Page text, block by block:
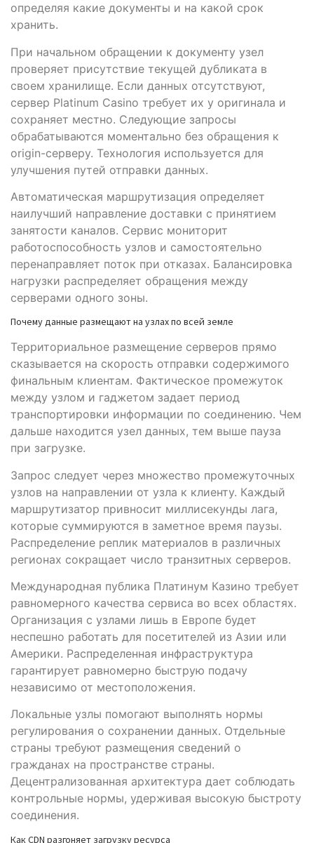
определяя какие документы и на какой срок
хранить.
При начальном обращении к документу узел
проверяет присутствие текущей дубликата в
своем хранилище. Если данных отсутствуют,
сервер Platinum Casino требует их у оригинала и
сохраняет местно. Следующие запросы
обрабатываются моментально без обращения к
origin-серверу. Технология используется для
улучшения путей отправки данных.
Автоматическая маршрутизация определяет
наилучший направление доставки с принятием
занятости каналов. Сервис мониторит
работоспособность узлов и самостоятельно
перенаправляет поток при отказах. Балансировка
нагрузки распределяет обращения между
серверами одного зоны.
Почему данные размещают на узлах по всей земле
Территориальное размещение серверов прямо
сказывается на скорость отправки содержимого
финальным клиентам. Фактическое промежуток
между узлом и гаджетом задает период
транспортировки информации по соединению. Чем
дальше находится узел данных, тем выше пауза
при загрузке.
Запрос следует через множество промежуточных
узлов на направлении от узла к клиенту. Каждый
маршрутизатор привносит миллисекунды лага,
которые суммируются в заметное время паузы.
Распределение реплик материалов в различных
регионах сокращает число транзитных серверов.
Международная публика Платинум Казино требует
равномерного качества сервиса во всех областях.
Организация с узлами лишь в Европе будет
неспешно работать для посетителей из Азии или
Америки. Распределенная инфраструктура
гарантирует равномерно быструю подачу
независимо от местоположения.
Локальные узлы помогают выполнять нормы
регулирования о сохранении данных. Отдельные
страны требуют размещения сведений о
гражданах на пространстве страны.
Децентрализованная архитектура дает соблюдать
контрольные нормы, удерживая высокую быстроту
соединения.
Как CDN разгоняет загрузку ресурса